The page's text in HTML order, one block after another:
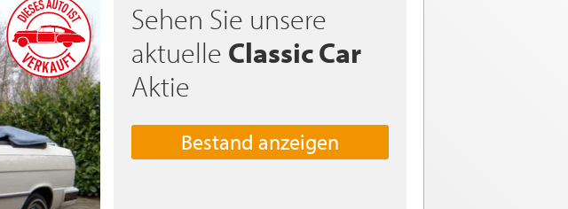
Sehen Sie unsere
aktuelle Classic Car
Aktie
Bestand anzeigen